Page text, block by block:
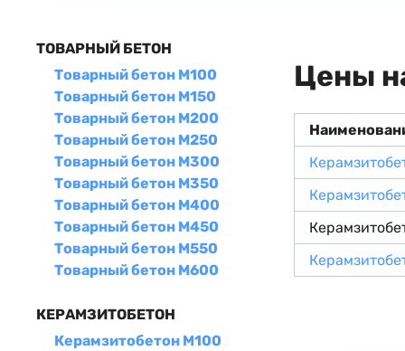
ТОВАРНЫЙ БЕТОН
Товарный бетон М100
Товарный бетон М150
Товарный бетон М200
Товарный бетон М250
Товарный бетон М300
Товарный бетон М350
Товарный бетон М400
Товарный бетон М450
Товарный бетон М550
Товарный бетон М600
КЕРАМЗИТОБЕТОН
Керамзитобетон М100
Цены